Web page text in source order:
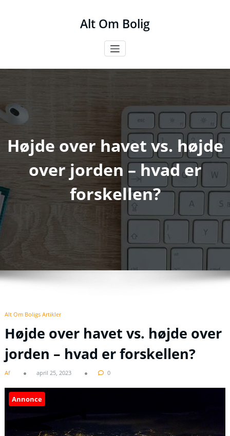
Alt Om Bolig
Højde over havet vs. højde
over jorden – hvad er
forskellen?
Alt Om Boligs Artikler
Højde over havet vs. højde over
jorden – hvad er forskellen?
Af april 25, 2023 0
Annonce